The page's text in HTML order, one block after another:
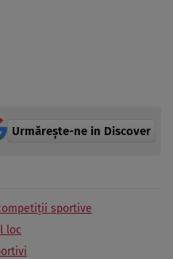
Urmărește-ne in Discover
sportive
loc